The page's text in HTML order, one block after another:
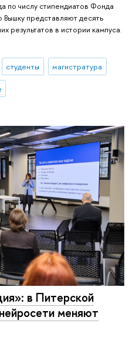
по числу стипендиатов Фонда
представляют деcять
результатов в истории кампуса.
студенты магистратура
в Питерской
меняют